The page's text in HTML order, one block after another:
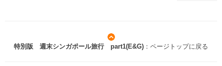
特別版 週末シンガポール旅行 part1(E&G) ：ページトップに戻る